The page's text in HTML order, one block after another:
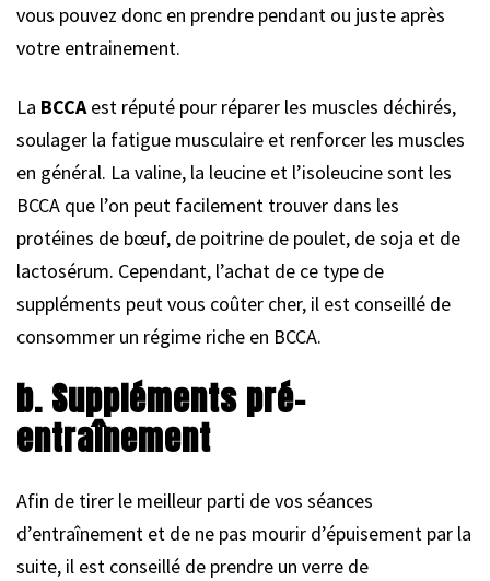
vous pouvez donc en prendre pendant ou juste après
votre entrainement.
La BCCAest réputé pour réparer les muscles déchirés,
soulager la fatigue musculaire et renforcer les muscles
en général. La valine, la leucine et l’isoleucine sont les
BCCA que l’on peut facilement trouver dans les
protéines de bœuf, de poitrine de poulet, de soja et de
lactosérum. Cependant, l’achat de ce type de
suppléments peut vous coûter cher, il est conseillé de
consommer un régime riche en BCCA.
b. Suppléments pré-
entraînement
Afin de tirer le meilleur parti de vos séances
d’entraînement et de ne pas mourir d’épuisement par la
suite, il est conseillé de prendre un verre de